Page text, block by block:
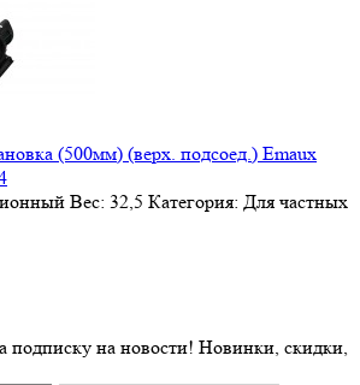
(500мм) (верх. подсоед.) Emaux
Вес: 32,5 Категория: Для частных
подписку на новости! Новинки, скидки,